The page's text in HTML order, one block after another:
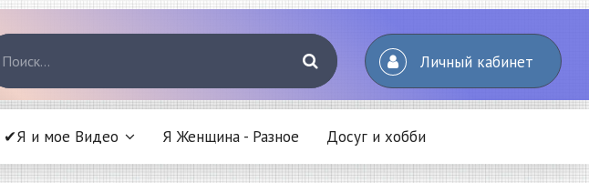
Личный кабинет
✔Я и мое Видео Я Женщина - Разное Досуг и хобби